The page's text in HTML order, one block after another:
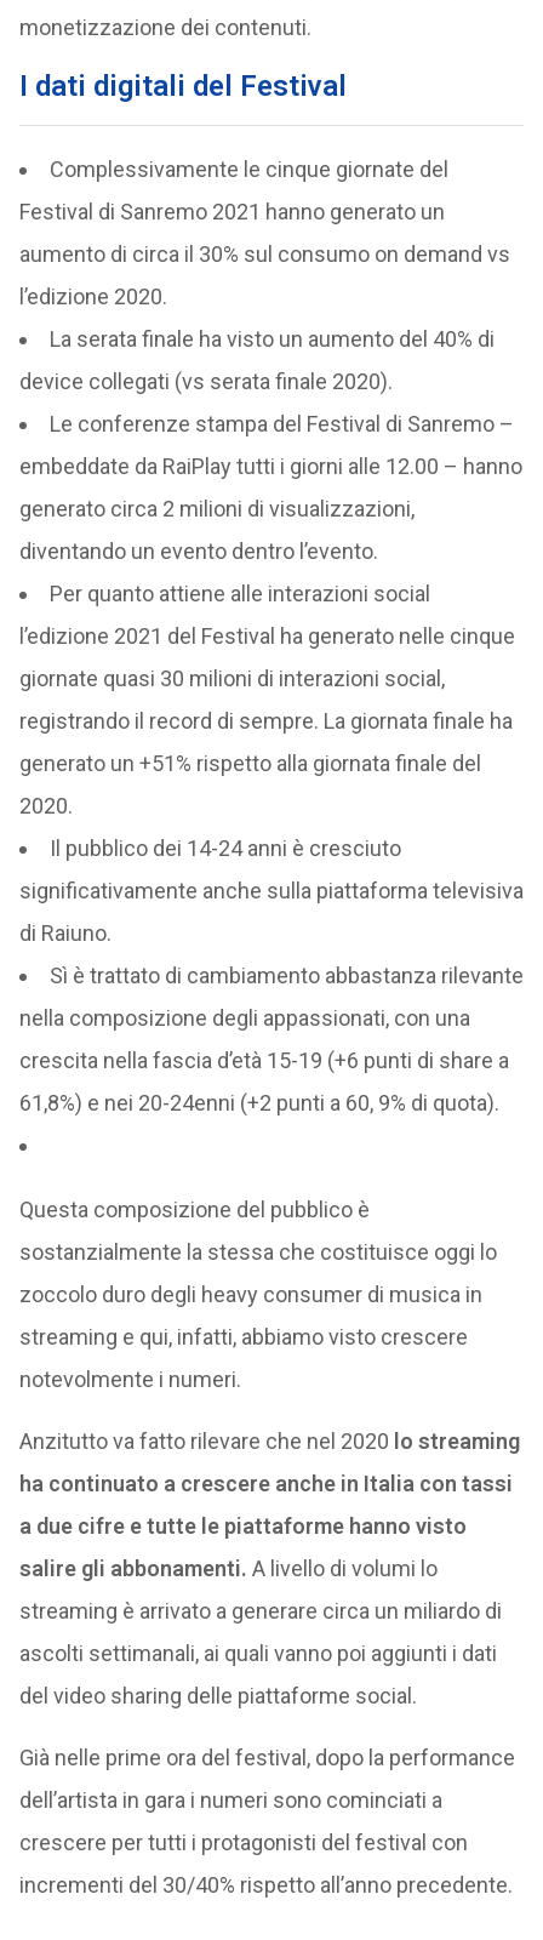
monetizzazione dei contenuti.
I dati digitali del Festival
Complessivamente le cinque giornate del
Festival di Sanremo 2021 hanno generato un
aumento di circa il 30% sul consumo on demand vs
l’edizione 2020.
La serata finale ha visto un aumento del 40% di
device collegati (vs serata finale 2020).
Le conferenze stampa del Festival di Sanremo –
embeddate da RaiPlay tutti i giorni alle 12.00 – hanno
generato circa 2 milioni di visualizzazioni,
diventando un evento dentro l’evento.
Per quanto attiene alle interazioni social
l’edizione 2021 del Festival ha generato nelle cinque
giornate quasi 30 milioni di interazioni social,
registrando il record di sempre. La giornata finale ha
generato un +51% rispetto alla giornata finale del
2020.
Il pubblico dei 14-24 anni è cresciuto
significativamente anche sulla piattaforma televisiva
di Raiuno.
Sì è trattato di cambiamento abbastanza rilevante
nella composizione degli appassionati, con una
crescita nella fascia d’età 15-19 (+6 punti di share a
61,8%) e nei 20-24enni (+2 punti a 60, 9% di quota).
Questa composizione del pubblico è
sostanzialmente la stessa che costituisce oggi lo
zoccolo duro degli heavy consumer di musica in
streaming e qui, infatti, abbiamo visto crescere
notevolmente i numeri.
Anzitutto va fatto rilevare che nel 2020 lo streaming
ha continuato a crescere anche in Italia con tassi
a due cifre e tutte le piattaforme hanno visto
salire gli abbonamenti. A livello di volumi lo
streaming è arrivato a generare circa un miliardo di
ascolti settimanali, ai quali vanno poi aggiunti i dati
del video sharing delle piattaforme social.
Già nelle prime ora del festival, dopo la performance
dell’artista in gara i numeri sono cominciati a
crescere per tutti i protagonisti del festival con
incrementi del 30/40% rispetto all’anno precedente.